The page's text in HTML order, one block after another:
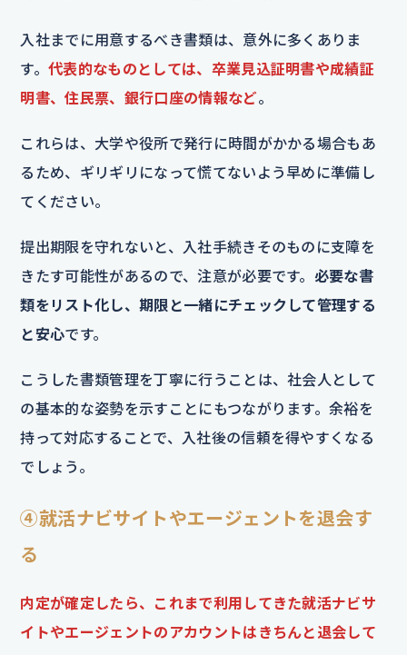
入社までに用意するべき書類は、意外に多くありま
す。代表的なものとしては、卒業見込証明書や成績証
明書、住民票、銀行口座の情報など。
これらは、大学や役所で発行に時間がかかる場合もあ
るため、ギリギリになって慌てないよう早めに準備し
てください。
提出期限を守れないと、入社手続きそのものに支障を
きたす可能性があるので、注意が必要です。 必要な書
類をリスト化し、期限と一緒にチェックして管理する
と安心です。
こうした書類管理を丁寧に行うことは、社会人として
の基本的な姿勢を示すことにもつながります。余裕を
持って対応することで、入社後の信頼を得やすくなる
でしょう。
④就活ナビサイトやエージェントを退会す
る
内定が確定したら、これまで利用してきた就活ナビサ
イトやエージェントのアカウントはきちんと退会して